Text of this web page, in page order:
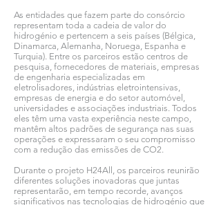
As entidades que fazem parte do consórcio
representam toda a cadeia de valor do
hidrogénio e pertencem a seis países (Bélgica,
Dinamarca, Alemanha, Noruega, Espanha e
Turquia). Entre os parceiros estão centros de
pesquisa, fornecedores de materiais, empresas
de engenharia especializadas em
eletrolisadores, indústrias eletrointensivas,
empresas de energia e do setor automóvel,
universidades e associações industriais. Todos
eles têm uma vasta experiência neste campo,
mantêm altos padrões de segurança nas suas
operações e expressaram o seu compromisso
com a redução das emissões de CO2.
Durante o projeto H24All, os parceiros reunirão
diferentes soluções inovadoras que juntas
representarão, em tempo recorde, avanços
significativos nas tecnologias de hidrogénio que